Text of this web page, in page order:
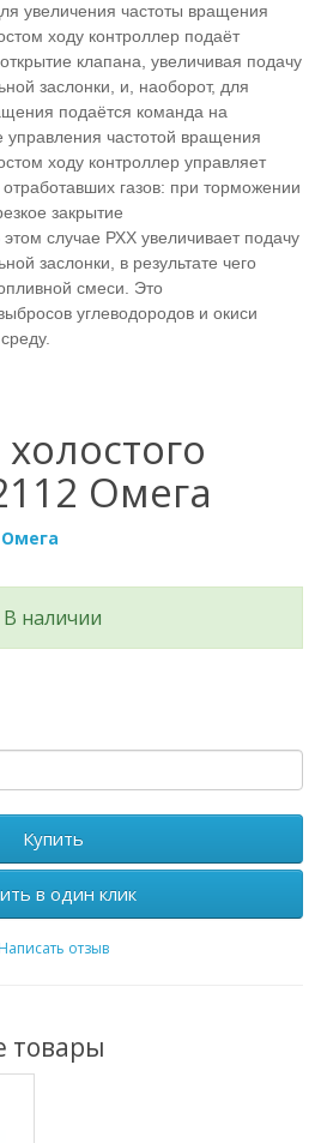
увеличения частоты вращения
ходу контроллер подаёт
клапана, увеличивая подачу
заслонки, и, наоборот, для
подаётся команда на
управления частотой вращения
ходу контроллер управляет
газов: при торможении
закрытие
случае РХХ увеличивает подачу
заслонки, в результате чего
смеси. Это
углеводородов и окиси
Омега
В наличии
Купить
в один клик
Написать отзыв
товары